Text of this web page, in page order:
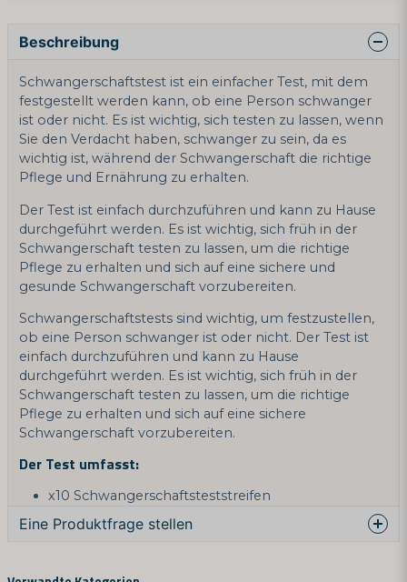
Beschreibung
Schwangerschaftstest ist ein einfacher Test, mit dem
festgestellt werden kann, ob eine Person schwanger
ist oder nicht. Es ist wichtig, sich testen zu lassen, wenn
Sie den Verdacht haben, schwanger zu sein, da es
wichtig ist, während der Schwangerschaft die richtige
Pflege und Ernährung zu erhalten.
Der Test ist einfach durchzuführen und kann zu Hause
durchgeführt werden. Es ist wichtig, sich früh in der
Schwangerschaft testen zu lassen, um die richtige
Pflege zu erhalten und sich auf eine sichere und
gesunde Schwangerschaft vorzubereiten.
Schwangerschaftstests sind wichtig, um festzustellen,
ob eine Person schwanger ist oder nicht. Der Test ist
einfach durchzuführen und kann zu Hause
durchgeführt werden. Es ist wichtig, sich früh in der
Schwangerschaft testen zu lassen, um die richtige
Pflege zu erhalten und sich auf eine sichere
Schwangerschaft vorzubereiten.
Der Test umfasst:
x10 Schwangerschaftsteststreifen
Eine Produktfrage stellen
Fragen Sie uns etwas über dieses Produkt ...